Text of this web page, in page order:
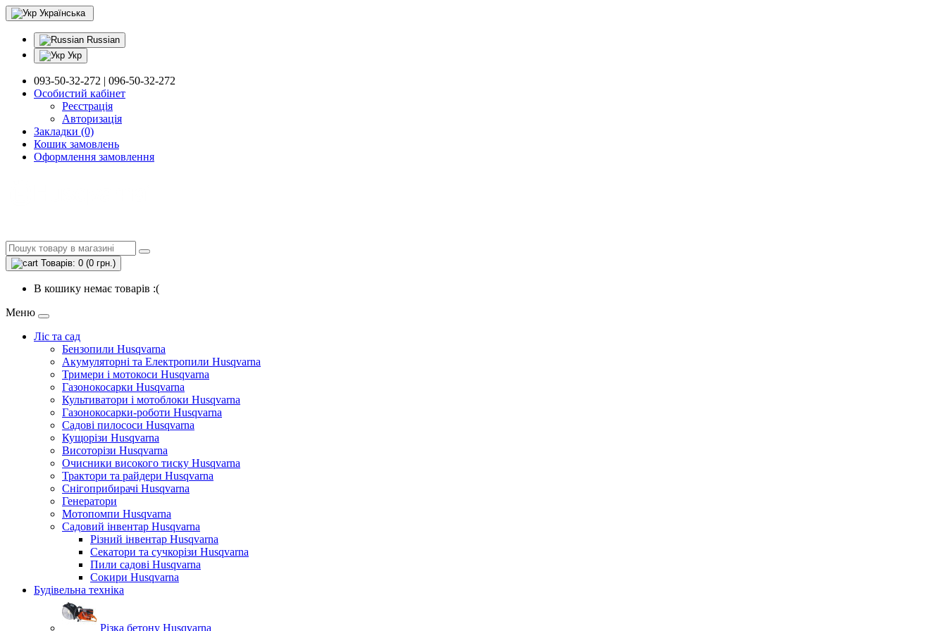
Українська
Russian
Укр
093-50-32-272 | 096-50-32-272
Особистий кабінет
Реєстрація
Авторизація
Закладки (0)
Кошик замовлень
Оформлення замовлення
Товарів: 0 (0 грн.)
В кошику немає товарів :(
Меню
Ліс та сад
Бензопили Husqvarna
Акумуляторні та Електропили Husqvarna
Тримери і мотокоси Husqvarna
Газонокосарки Husqvarna
Культиватори і мотоблоки Husqvarna
Газонокосарки-роботи Husqvarna
Садові пилососи Husqvarna
Кущорізи Husqvarna
Висоторізи Husqvarna
Очисники високого тиску Husqvarna
Трактори та райдери Husqvarna
Снігоприбирачі Husqvarna
Генератори
Мотопомпи Husqvarna
Садовий інвентар Husqvarna
Різний інвентар Husqvarna
Секатори та сучкорізи Husqvarna
Пили садові Husqvarna
Сокири Husqvarna
Будівельна техніка
Різка бетону Husqvarna